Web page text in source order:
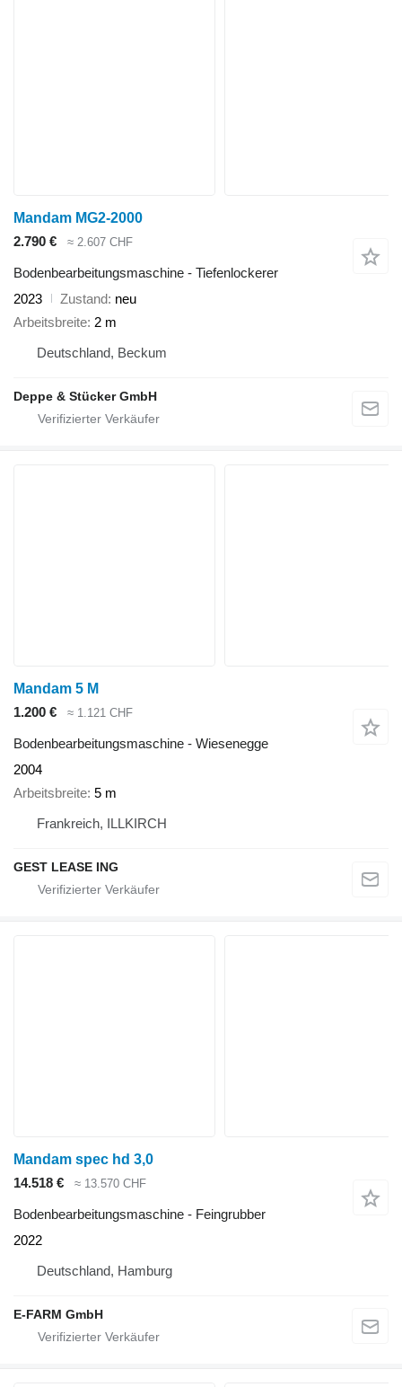
Mandam MG2-2000
2.790 €
≈ 2.607 CHF
Bodenbearbeitungsmaschine - Tiefenlockerer
2023
Zustand neu
Arbeitsbreite 2 m
Deutschland, Beckum
Deppe & Stücker GmbH
Mandam 5 M
1.200 €
≈ 1.121 CHF
Bodenbearbeitungsmaschine - Wiesenegge
2004
Arbeitsbreite 5 m
Frankreich, ILLKIRCH
GEST LEASE ING
Mandam spec hd 3,0
14.518 €
≈ 13.570 CHF
Bodenbearbeitungsmaschine - Feingrubber
2022
Deutschland, Hamburg
E-FARM GmbH